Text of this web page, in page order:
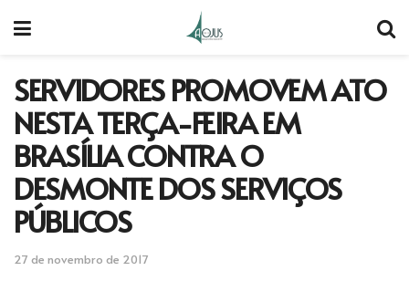
SERVIDORES PROMOVEM ATO
NESTA TERÇA-FEIRA EM
BRASÍLIA CONTRA O
DESMONTE DOS SERVIÇOS
PÚBLICOS
27 de novembro de 2017